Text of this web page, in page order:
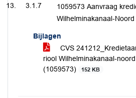
3.1.7
1059573 Aanvraag
Wilhelminakanaal-
Bijlagen
CVS
riool Wilhelminakanaal-
(1059573)
152 KB